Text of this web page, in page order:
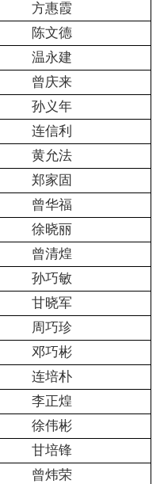
方惠霞
陈文德
温永建
曾庆来
孙义年
连信利
黄允法
郑家固
曾华福
徐晓丽
曾清煌
孙巧敏
甘晓军
周巧珍
邓巧彬
连培朴
李正煌
徐伟彬
甘培锋
曾炜荣